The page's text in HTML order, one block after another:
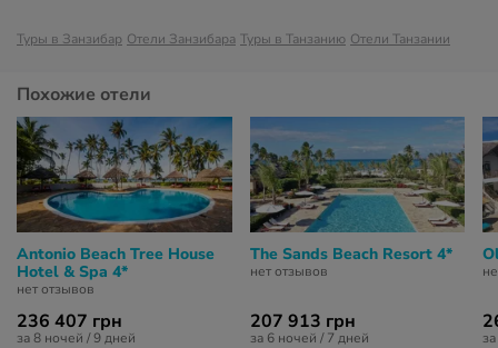
Туры в Занзибар Отели Занзибара Туры в Танзанию Отели Танзании
Похожие отели
Antonio Beach Tree House
Hotel & Spa 4*
нет отзывов
236 407 грн
за 8 ночей / 9 дней
The Sands Beach Resort 4*
нет отзывов
207 913 грн
за 6 ночей / 7 дней